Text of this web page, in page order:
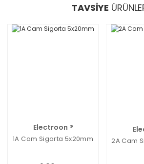
TAVSİYE
Electroon ®
1A Cam Sigorta 5x20mm 2A Cam